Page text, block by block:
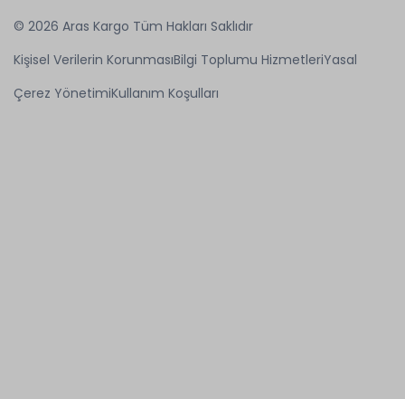
© 2026 Aras Kargo Tüm Hakları Saklıdır
Kişisel Verilerin KorunmasıBilgi Toplumu HizmetleriYasal
Çerez YönetimiKullanım Koşulları